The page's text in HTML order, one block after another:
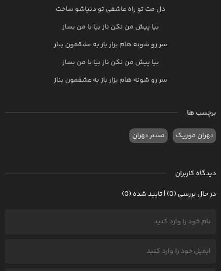
دل مت تو راه عاشقی تو دنیاشو ساخت
بیا پیش من نکن ناز بیا با من بساز
سر رو شونه هام بزار باز به عشقمون بناز
بیا پیش من نکن ناز بیا با من بساز
سر رو شونه هام بزار باز به عشقمون بناز
برچسب ها
تهران موزیک مستر تهران
دیدگاه کاربران
در حال بررسی (0) | تایید شده (0)